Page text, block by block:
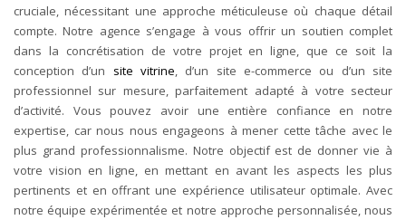
cruciale, nécessitant une approche méticuleuse où chaque détail
compte. Notre agence s’engage à vous offrir un soutien complet
dans la concrétisation de votre projet en ligne, que ce soit la
conception d’un site vitrine , d’un site e-commerce ou d’un site
professionnel sur mesure, parfaitement adapté à votre secteur
d’activité. Vous pouvez avoir une entière confiance en notre
expertise, car nous nous engageons à mener cette tâche avec le
plus grand professionnalisme. Notre objectif est de donner vie à
votre vision en ligne, en mettant en avant les aspects les plus
pertinents et en offrant une expérience utilisateur optimale. Avec
notre équipe expérimentée et notre approche personnalisée, nous